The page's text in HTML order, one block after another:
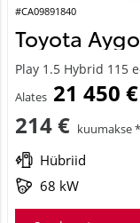
#CA09891840
Toyota
Play 1.5 Hybrid 115
Alates 21 450 €
214 € kuumakse *
Hübriid
68 kW